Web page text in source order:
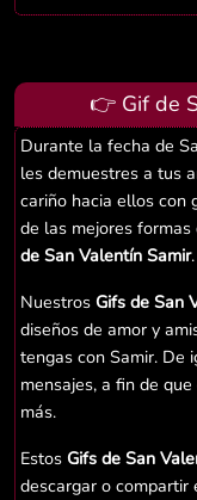
👉 Gif de
Durante la fecha de
les demuestres a tus
cariño hacia ellos con
de las mejores
de San Valentín Samir.
Nuestros Gifs de San
diseños de amor y
tengas con Samir. De
mensajes, a fin de
más.
Estos Gifs de San
descargar o compartir